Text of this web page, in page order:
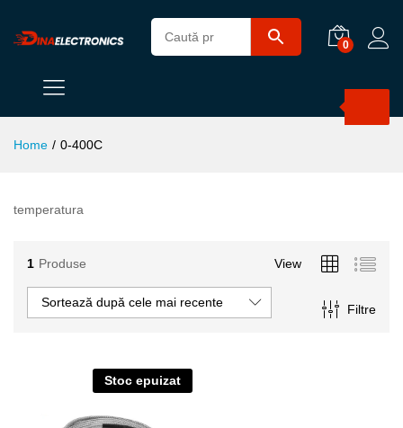
0
Home / 0-400C
temperatura
1 Produse View
Filtre
Sortează după cele mai recente
Stoc epuizat